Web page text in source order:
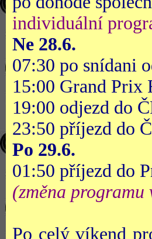
individuální
Ne 28.6.
07:30 po snídani
15:00 Grand Prix
19:00 odjezd do
23:50 příjezd do
Po 29.6.
01:50 příjezd do
(změna programu
Po celý víkend